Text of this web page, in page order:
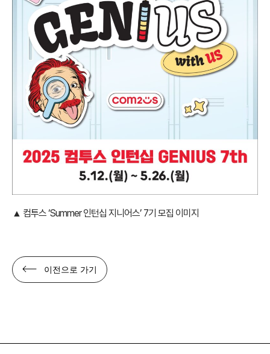
▲ 컴투스 ‘Summer 인턴십 지니어스’ 7기 모집 이미지
이전으로 가기